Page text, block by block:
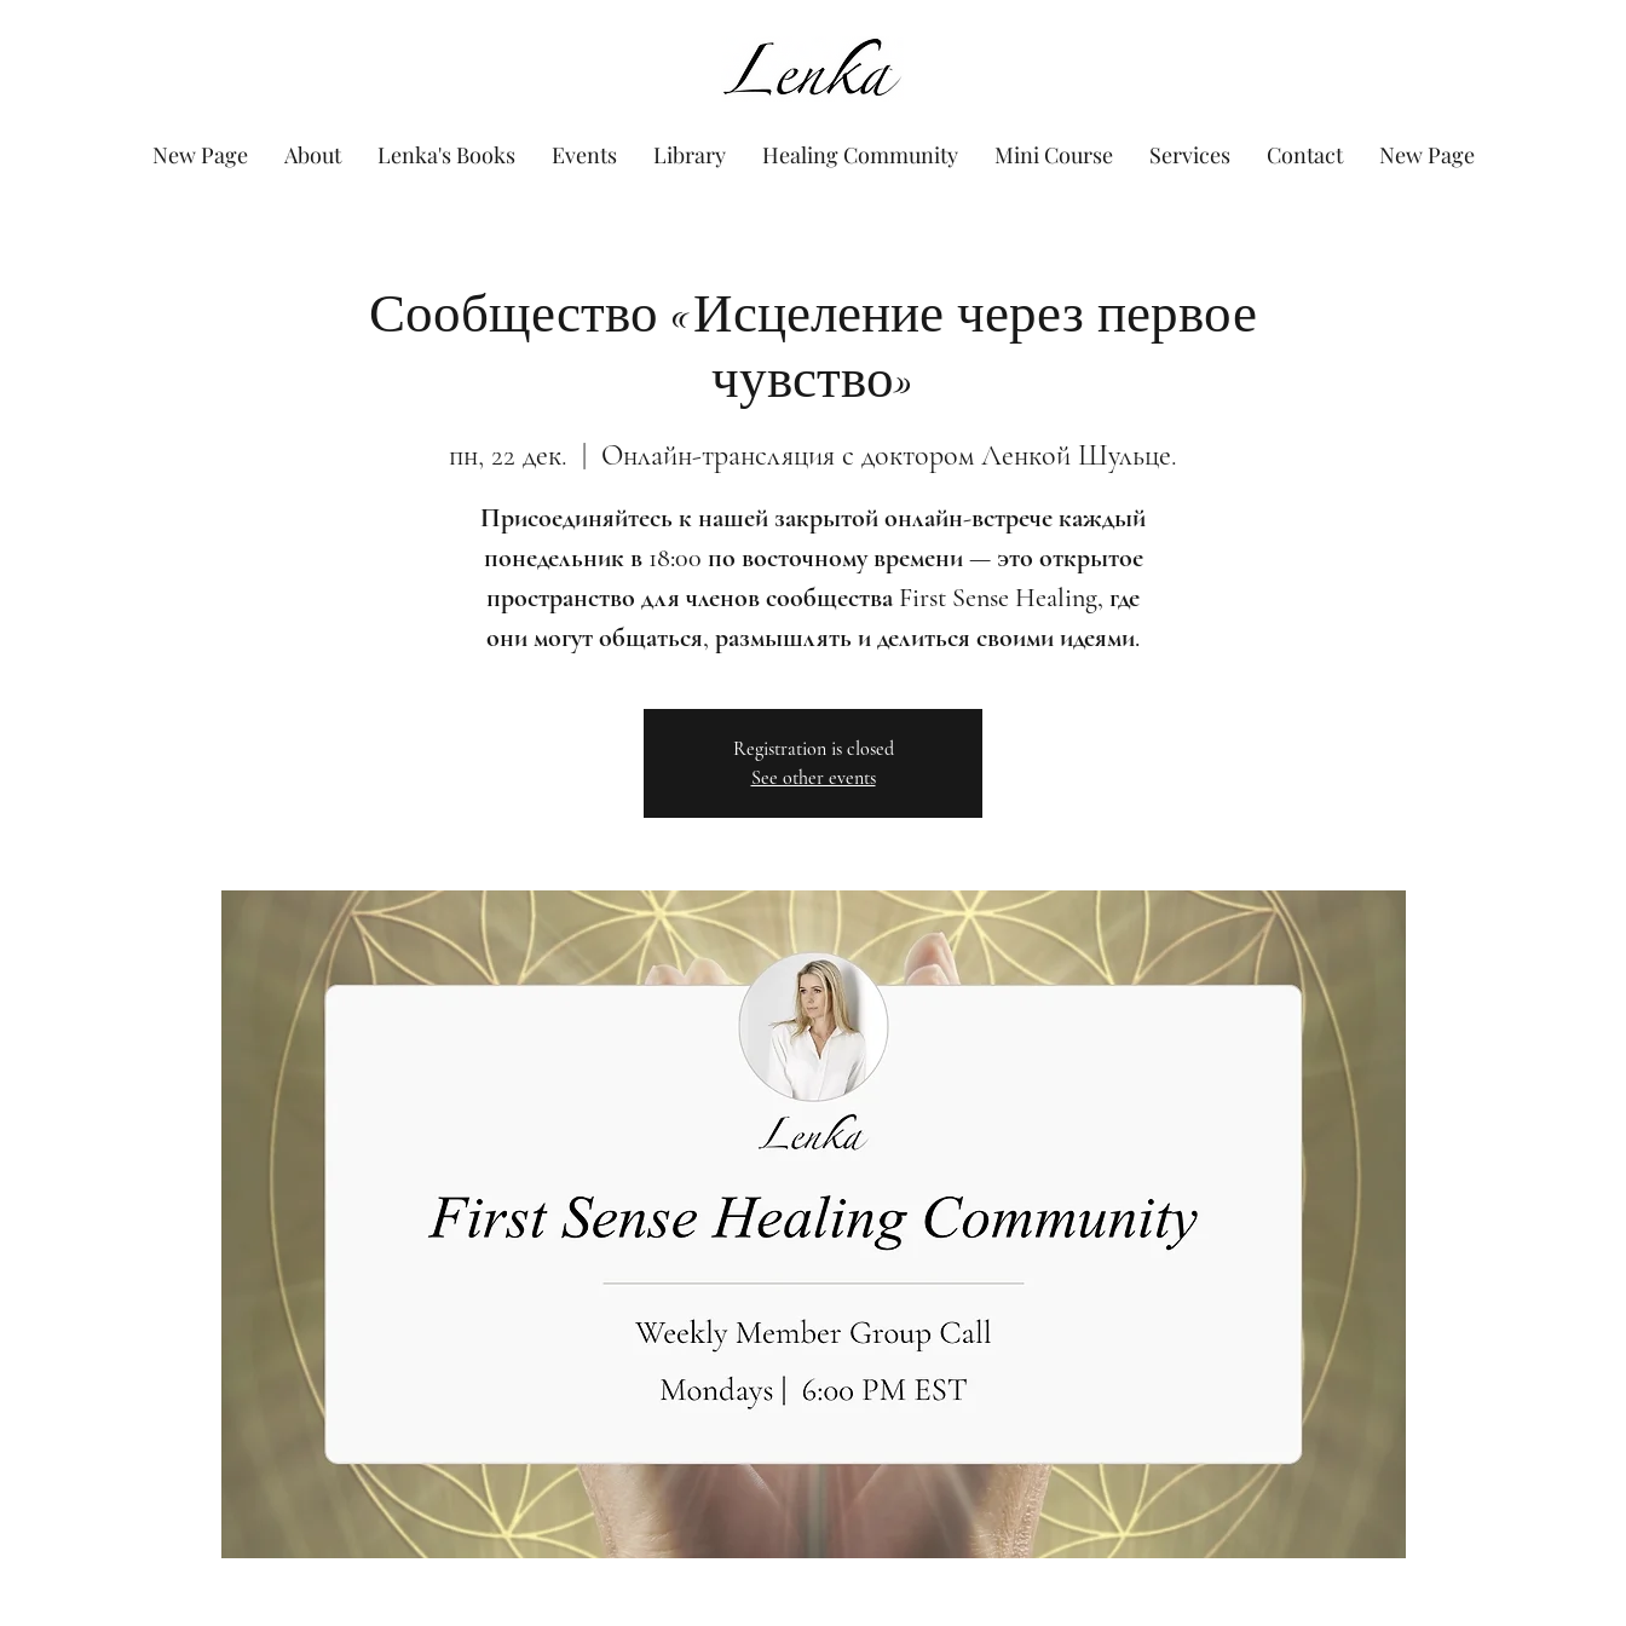
www.Lenka.org
New Page About Lenka's Books Events Library Healing Community Mini Course Services Contact New Page
Сообщество «Исцеление через первое
чувство»
пн, 22 дек. Онлайн-трансляция с доктором Ленкой Шульце.
Присоединяйтесь к нашей закрытой онлайн-встрече каждый
понедельник в 18:00 по восточному времени — это открытое
пространство для членов сообщества First Sense Healing, где
они могут общаться, размышлять и делиться своими идеями.
Registration is closed
See other events